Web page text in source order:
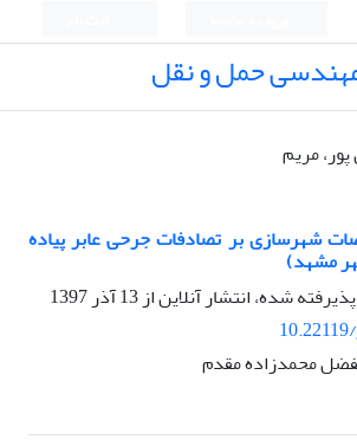
حمل و نقل
مریم
شهرسازی بر تصادفات جرحی عابر پیاده
مشهد)
شده، انتشار آنلاین از13 آذر 1397
محمدزاده مقدم